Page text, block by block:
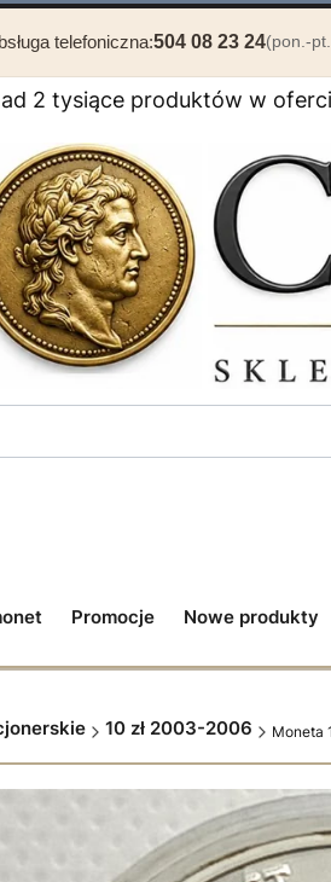
telefoniczna:504 08 23 24(pon.-
2 tysiące produktów w
Promocje Nowe produkty
10 zł 2003-2006 Moneta